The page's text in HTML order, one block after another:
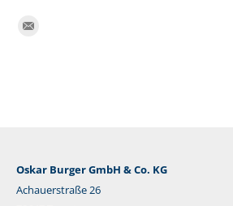
Finden Sie uns auf:
Oskar Burger GmbH & Co. KG
Achauerstraße 26